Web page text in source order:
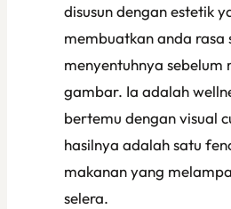
disusun dengan estetik
membuatkan anda rasa
menyentuhnya sebelum
gambar. Ia adalah
bertemu dengan visual
hasilnya adalah satu
makanan yang
selera.